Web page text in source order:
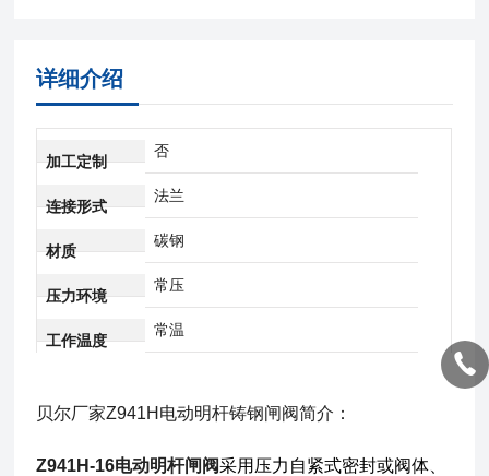
详细介绍
加工定制
否
连接形式
法兰
材质
碳钢
压力环境
常压
工作温度
常温
贝尔厂家Z941H电动明杆铸钢闸阀简介：
Z941H-16电动明杆闸阀采用压力自紧式密封或阀体、